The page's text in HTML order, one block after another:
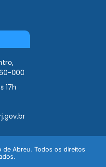
000
17h
Abreu. Todos os direitos